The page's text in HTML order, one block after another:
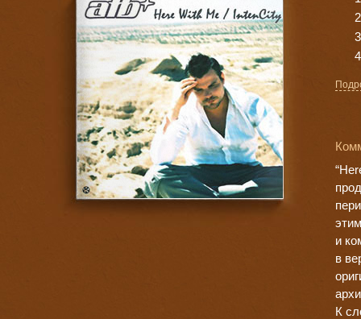
и
в
К